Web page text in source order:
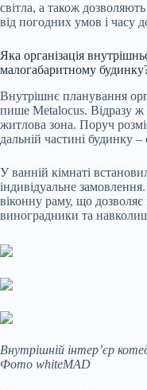
світла, а також
від погодних умов і часу
Яка організація
малогабаритному
Внутрішнє планування
пише Metalocus. Відразу ж
житлова зона. Поруч
дальній частині будинку
У ванній кімнаті
індивідуальне
віконну раму, що
виноградники та
Внутрішній інтер’єр
Фото whiteMAD